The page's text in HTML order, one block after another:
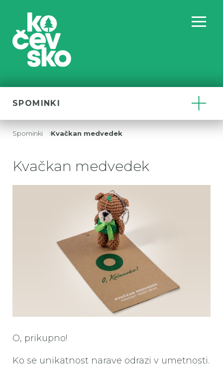
SPOMINKI
Drobtinice
Spominki Kvačkan medvedek
Kvačkan medvedek
O, prikupno!
Ko se unikatnost narave odrazi v umetnosti.